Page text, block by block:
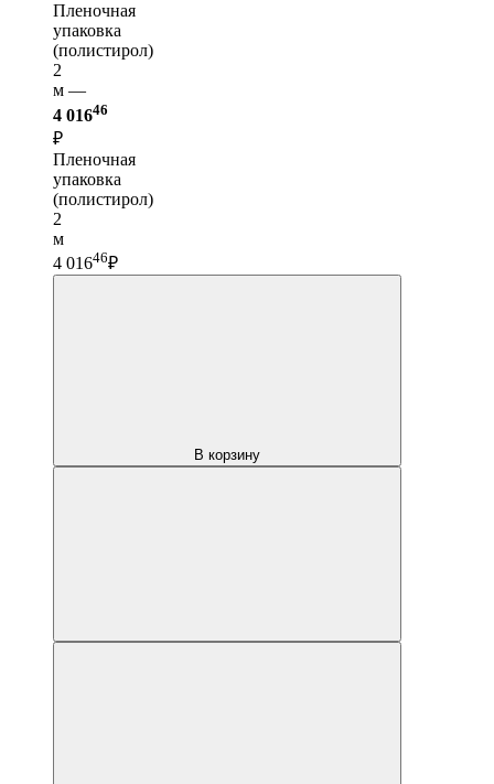
Пленочная
упаковка
(полистирол)
2
м —
4 01646
₽
Пленочная
упаковка
(полистирол)
2
м
4 01646₽
В корзину